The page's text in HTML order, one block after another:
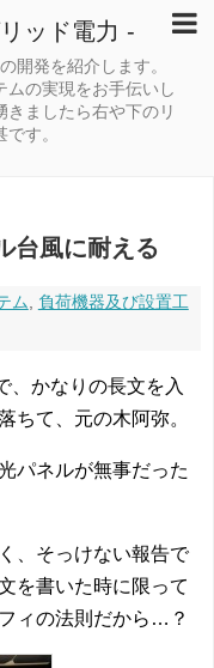
ッド電力 -
開発を紹介します。
ムの実現をお手伝いし
きましたら右や下のリ
す。
台風に耐える
ム
負荷機器及び設置工
、かなりの長文を入
ちて、元の木阿弥。
パネルが無事だった
、そっけない報告で
を書いた時に限って
ィの法則だから…？